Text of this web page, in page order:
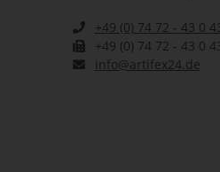
+49 (0) 74 72 - 43 0
+49 (0) 74 72 - 43 0
info@artifex24.de